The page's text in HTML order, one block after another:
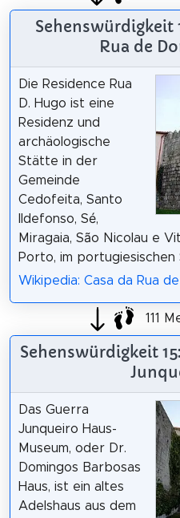
Sehenswürdigkeit
Rua de
Die Residence Rua
D. Hugo ist eine
Residenz und
archäologische
Stätte in der
Gemeinde
Cedofeita, Santo
Ildefonso, Sé,
Miragaia, São Nicolau e
Porto, im
Wikipedia: Casa da Rua
111
Sehenswürdigkeit
Das Guerra
Junqueiro Haus-
Museum, oder Dr.
Domingos Barbosas
Haus, ist ein altes
Adelshaus aus dem